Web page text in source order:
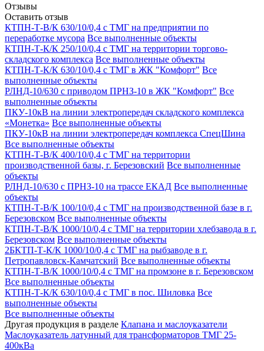
Отзывы
Оставить отзыв
КТПН-Т-В/К 630/10/0,4 с ТМГ на предприятии по
переработке мусора Все выполненные объекты
КТПН-Т-К/К 250/10/0,4 с ТМГ на территории торгово-
складского комплекса Все выполненные объекты
КТПН-Т-К/К 630/10/0,4 с ТМГ в ЖК "Комфорт" Все
выполненные объекты
РЛНД-10/630 с приводом ПРНЗ-10 в ЖК "Комфорт" Все
выполненные объекты
ПКУ-10кВ на линии электропередач складского комплекса
«Монетка» Все выполненные объекты
ПКУ-10кВ на линии электропередач комплекса СпецШина
Все выполненные объекты
КТПН-Т-В/К 400/10/0,4 с ТМГ на территории
производственной базы, г. Березовский Все выполненные
объекты
РЛНД-10/630 с ПРНЗ-10 на трассе ЕКАД Все выполненные
объекты
КТПН-Т-В/К 100/10/0,4 с ТМГ на производственной базе в г.
Березовском Все выполненные объекты
КТПН-Т-В/К 1000/10/0,4 с ТМГ на территории хлебзавода в г.
Березовском Все выполненные объекты
2БКТП-Т-К/К 1000/10/0,4 с ТМГ на рыбзаводе в г.
Петропавловск-Камчатский Все выполненные объекты
КТПН-Т-В/К 1000/10/0,4 с ТМГ на промзоне в г. Березовском
Все выполненные объекты
КТПН-Т-К/К 630/10/0,4 с ТМГ в пос. Шиловка Все
выполненные объекты
Все выполненные объекты
Другая продукция в разделе Клапана и маслоуказатели
Маслоуказатель латунный для трансформаторов ТМГ 25-
400кВа